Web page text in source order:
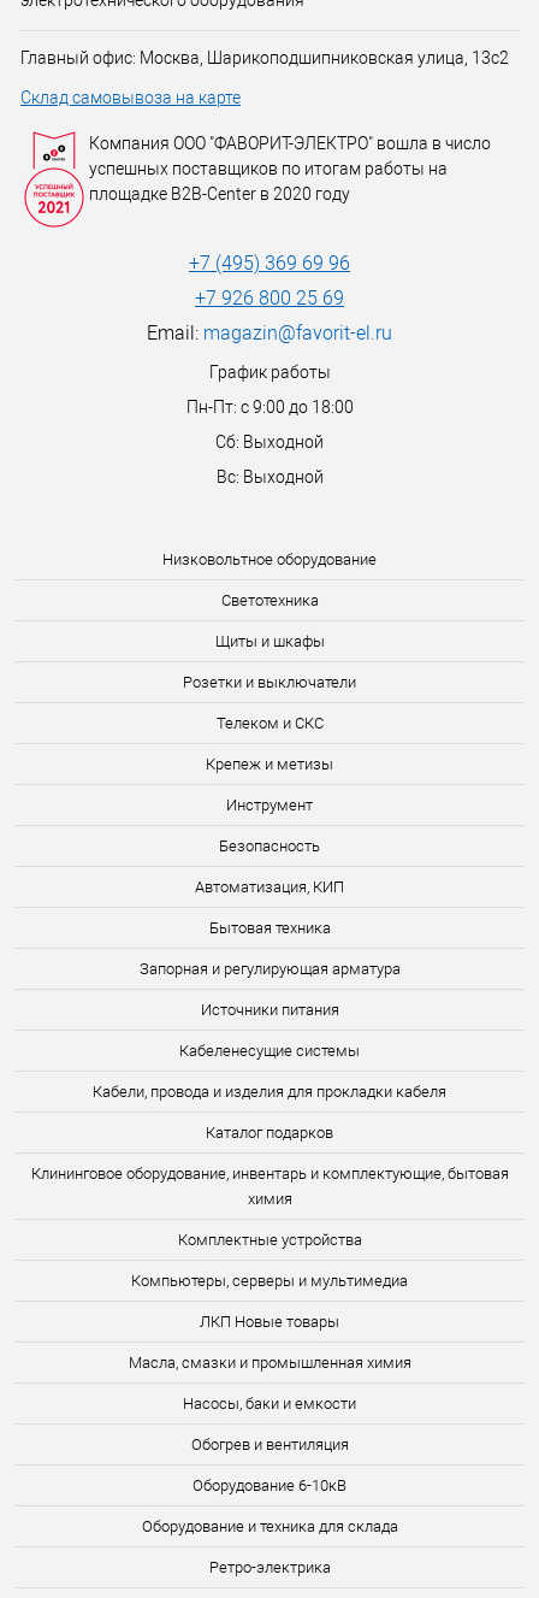
Низковольтное оборудование
Светотехника
Щиты и шкафы
Розетки и выключатели
Телеком и СКС
Крепеж и метизы
Инструмент
Безопасность
Автоматизация, КИП
Бытовая техника
Запорная и регулирующая арматура
Источники питания
Кабеленесущие системы
Кабели, провода и изделия для прокладки кабеля
Каталог подарков
Клининговое оборудование, инвентарь и комплектующие, бытовая
химия
Комплектные устройства
Компьютеры, серверы и мультимедиа
ЛКП Новые товары
Масла, смазки и промышленная химия
Насосы, баки и емкости
Обогрев и вентиляция
Оборудование 6-10кВ
Оборудование и техника для склада
Ретро-электрика
Главный офис: Москва, Шарикоподшипниковская улица, 13с2
Склад самовывоза на карте
Компания ООО "ФАВОРИТ-ЭЛЕКТРО" вошла в число
успешных поставщиков по итогам работы на
площадке B2B-Center в 2020 году
+7 (495) 369 69 96
+7 926 800 25 69
Email: magazin@favorit-el.ru
График работы
Пн-Пт: с 9:00 до 18:00
Сб: Выходной
Вс: Выходной